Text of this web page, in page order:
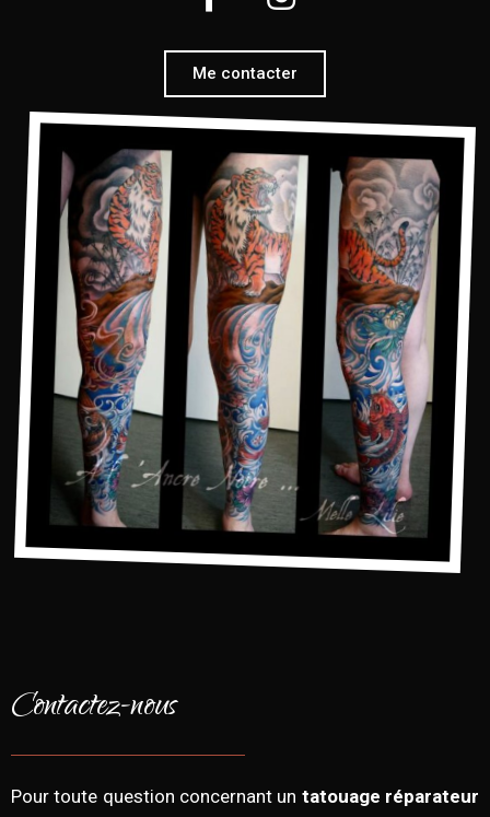
Me contacter
Contactez-nous
Pour toute question concernant un tatouage réparateur